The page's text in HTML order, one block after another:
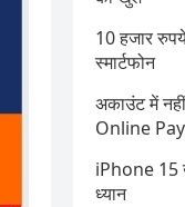
10 हजार
स्मार्टफोन
अकाउंट में
Online
iPhone 15
ध्यान